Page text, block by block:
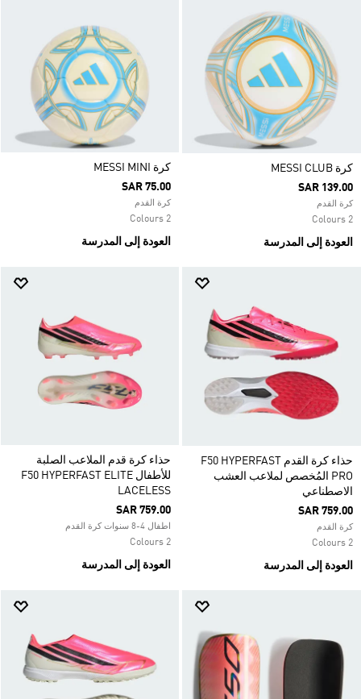
كرة MESSI CLUB
SAR 139.00
كرة القدم
2 Colours
العودة إلى المدرسة
كرة MESSI MINI
SAR 75.00
كرة القدم
2 Colours
العودة إلى المدرسة
حذاء كرة القدم F50 HYPERFAST
PRO المُخصص لملاعب العشب
الاصطناعي
SAR 759.00
كرة القدم
2 Colours
العودة إلى المدرسة
حذاء كرة قدم الملاعب الصلبة
للأطفال F50 HYPERFAST ELITE
LACELESS
SAR 759.00
اطفال 4-8 سنوات كرة القدم
2 Colours
العودة إلى المدرسة